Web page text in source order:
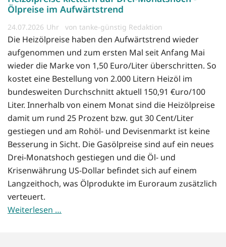
Ölpreise im Aufwärtstrend
24.07.2026 von tanke-günstig Redaktion
Die Heizölpreise haben den Aufwärtstrend wieder
aufgenommen und zum ersten Mal seit Anfang Mai
wieder die Marke von 1,50 Euro/Liter überschritten. So
kostet eine Bestellung von 2.000 Litern Heizöl im
bundesweiten Durchschnitt aktuell 150,91 €uro/100
Liter. Innerhalb von einem Monat sind die Heizölpreise
damit um rund 25 Prozent bzw. gut 30 Cent/Liter
gestiegen und am Rohöl- und Devisenmarkt ist keine
Besserung in Sicht. Die Gasölpreise sind auf ein neues
Drei-Monatshoch gestiegen und die Öl- und
Krisenwährung US-Dollar befindet sich auf einem
Langzeithoch, was Ölprodukte im Euroraum zusätzlich
verteuert.
Weiterlesen …